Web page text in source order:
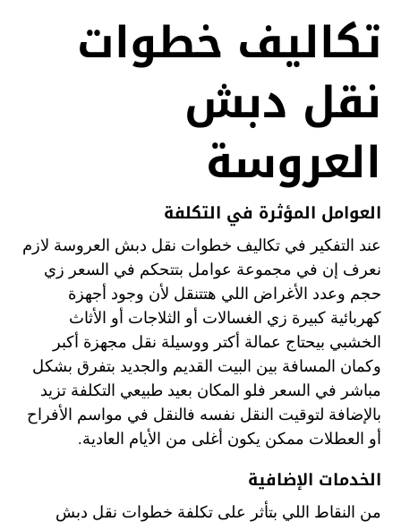
تكاليف خطوات
نقل دبش
العروسة
العوامل المؤثرة في التكلفة
عند التفكير في تكاليف خطوات نقل دبش العروسة لازم
نعرف إن في مجموعة عوامل بتتحكم في السعر زي
حجم وعدد الأغراض اللي هتتنقل لأن وجود أجهزة
كهربائية كبيرة زي الغسالات أو الثلاجات أو الأثاث
الخشبي بيحتاج عمالة أكتر ووسيلة نقل مجهزة أكبر
وكمان المسافة بين البيت القديم والجديد بتفرق بشكل
مباشر في السعر فلو المكان بعيد طبيعي التكلفة تزيد
بالإضافة لتوقيت النقل نفسه فالنقل في مواسم الأفراح
أو العطلات ممكن يكون أغلى من الأيام العادية.
الخدمات الإضافية
من النقاط اللي بتأثر على تكلفة خطوات نقل دبش